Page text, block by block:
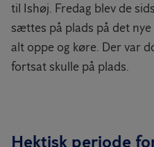
til Ishøj. Fredag blev de
sættes på plads på det
alt oppe og køre. Der var
fortsat skulle på plads.
Hektisk periode